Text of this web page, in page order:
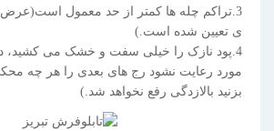
3.تراکم چله ها کمتر از حد معمول است(عرض
ی تعیین شده است.)
4.پود نازک را خیلی سفت و خشک می کشید،
مورد رعایت نشود رج های بعدی را هر چه
بزنید بالازدگی رفع نخواهد شد.)